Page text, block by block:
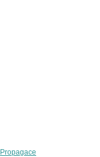
Propagace